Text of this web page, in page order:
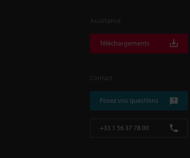
Assistance
Téléchargements
Contact
Posez vos questions
+33 1 56 37 78 00